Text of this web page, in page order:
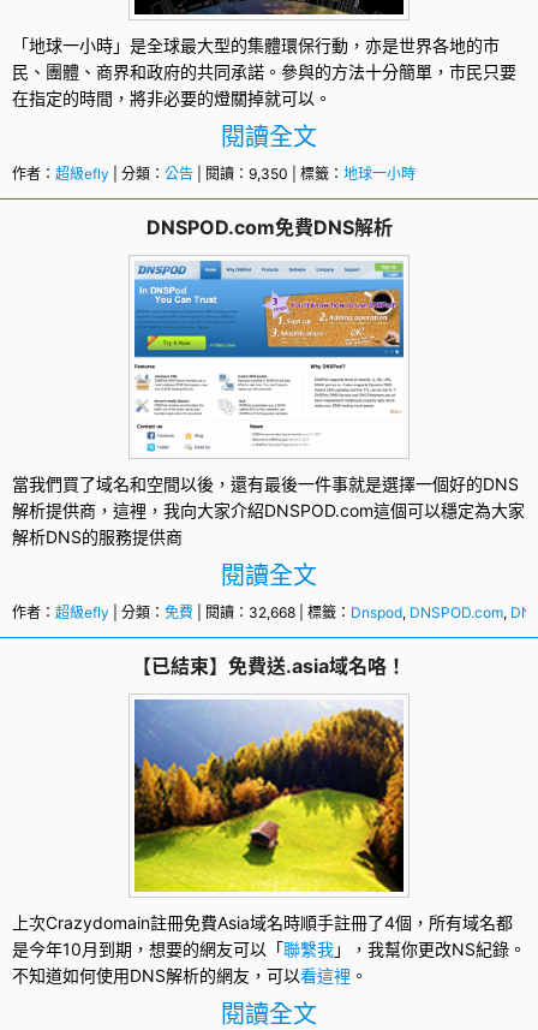
「地球一小時」是全球最大型的集體環保行動，亦是世界各地的市
民、團體、商界和政府的共同承諾。參與的方法十分簡單，市民只要
在指定的時間，將非必要的燈關掉就可以。
閱讀全文
作者： 超級efly | 分類： 公告 | 閱讀：9,350 | 標籤： 地球一小時
DNSPOD.com免費DNS解析
當我們買了域名和空間以後，還有最後一件事就是選擇一個好的DNS
解析提供商，這裡，我向大家介紹DNSPOD.com這個可以穩定為大家
解析DNS的服務提供商
閱讀全文
作者： 超級efly | 分類： 免費 | 閱讀：32,668 | 標籤： Dnspod, DNSPOD.com,
【已結束】免費送.asia域名咯！
上次Crazydomain註冊免費Asia域名時順手註冊了4個，所有域名都
是今年10月到期，想要的網友可以「聯繫我」，我幫你更改NS紀錄。
不知道如何使用DNS解析的網友，可以看這裡 。
閱讀全文